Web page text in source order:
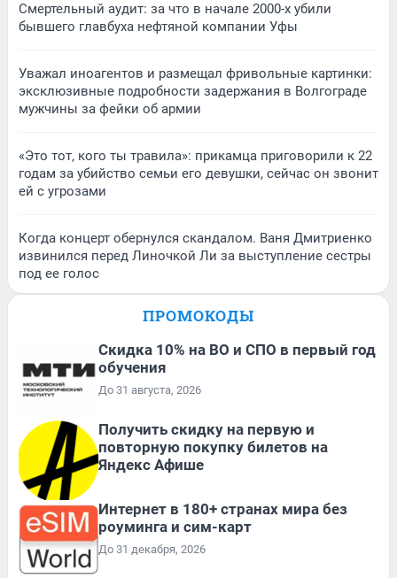
Смертельный аудит: за что в начале 2000-х убили
бывшего главбуха нефтяной компании Уфы
Уважал иноагентов и размещал фривольные картинки:
эксклюзивные подробности задержания в Волгограде
мужчины за фейки об армии
«Это тот, кого ты травила»: прикамца приговорили к 22
годам за убийство семьи его девушки, сейчас он звонит
ей с угрозами
Когда концерт обернулся скандалом. Ваня Дмитриенко
извинился перед Линочкой Ли за выступление сестры
под ее голос
ПРОМОКОДЫ
Скидка 10% на ВО и СПО в первый год
обучения
До 31 августа, 2026
Получить скидку на первую и
повторную покупку билетов на
Яндекс Афише
Интернет в 180+ странах мира без
роуминга и сим-карт
До 31 декабря, 2026